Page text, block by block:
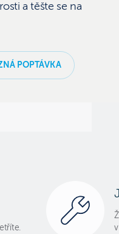
a těšte se na
POPTÁVKA